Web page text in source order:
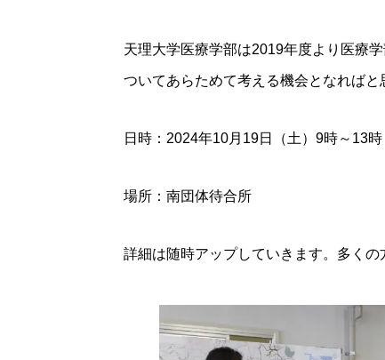
天理大学医療学部は2019年度より医療
ついてあらためて考える機会となればと
日時：2024年10月19日（土）9時～13時
場所：南団体待合所
詳細は随時アップしていきます。多くの